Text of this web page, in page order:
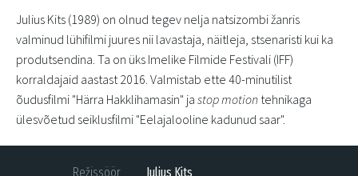
Julius Kits (1989) on olnud tegev nelja natsizombi žanris
valminud lühifilmi juures nii lavastaja, näitleja, stsenaristi kui ka
produtsendina. Ta on üks Imelike Filmide Festivali (IFF)
korraldajaid aastast 2016. Valmistab ette 40-minutilist
õudusfilmi "Härra Hakklihamasin" jastop motion tehnikaga
ülesvõetud seiklusfilmi "Eelajalooline kadunud saar".
Režissöör
Julius Kits